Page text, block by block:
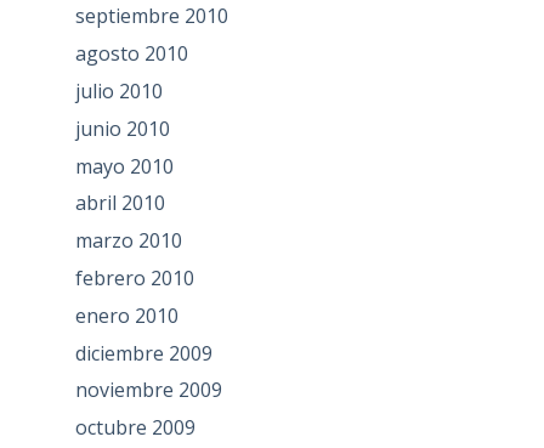
septiembre 2010
agosto 2010
julio 2010
junio 2010
mayo 2010
abril 2010
marzo 2010
febrero 2010
enero 2010
diciembre 2009
noviembre 2009
octubre 2009